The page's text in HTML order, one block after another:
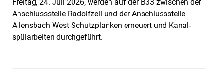
Freitag, 24. Juli 2026, werden auf der B33 zwischen der
Anschlussstelle Radolfzell und der Anschlussstelle
Allensbach West Schutzplanken erneuert und Kanal­
spülarbeiten durchgeführt.